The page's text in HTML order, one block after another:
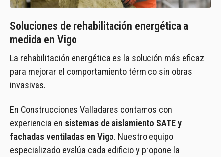
Soluciones de rehabilitación energética a
medida en Vigo
La rehabilitación energética es la solución más eficaz
para mejorar el comportamiento térmico sin obras
invasivas.
En Construcciones Valladares contamos con
experiencia en sistemas de aislamiento SATE y
fachadas ventiladas en Vigo. Nuestro equipo
especializado evalúa cada edificio y propone la